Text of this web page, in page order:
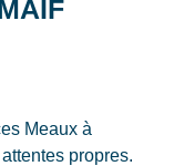
Meaux à
propres.